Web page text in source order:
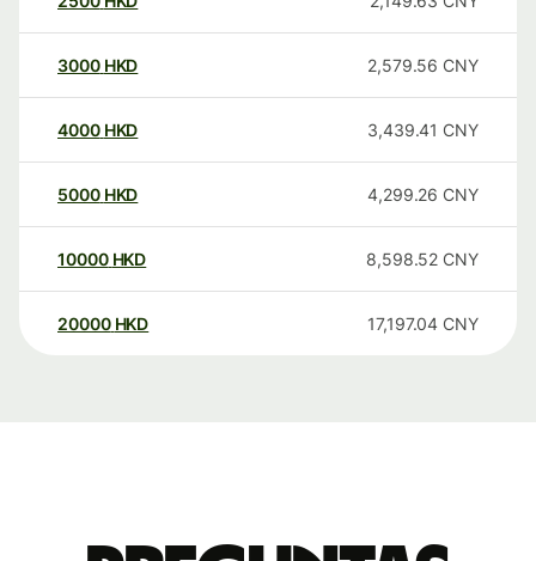
3000 HKD 2,579.56 CNY
4000 HKD 3,439.41 CNY
5000 HKD 4,299.26 CNY
10000 HKD 8,598.52 CNY
20000 HKD 17,197.04 CNY